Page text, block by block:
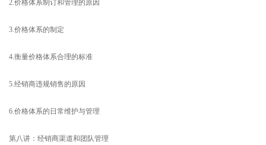
2.价格体系制订和管理的原因
3.价格体系的制定
4.衡量价格体系合理的标准
5.经销商违规销售的原因
6.价格体系的日常维护与管理
第八讲：经销商渠道和团队管理